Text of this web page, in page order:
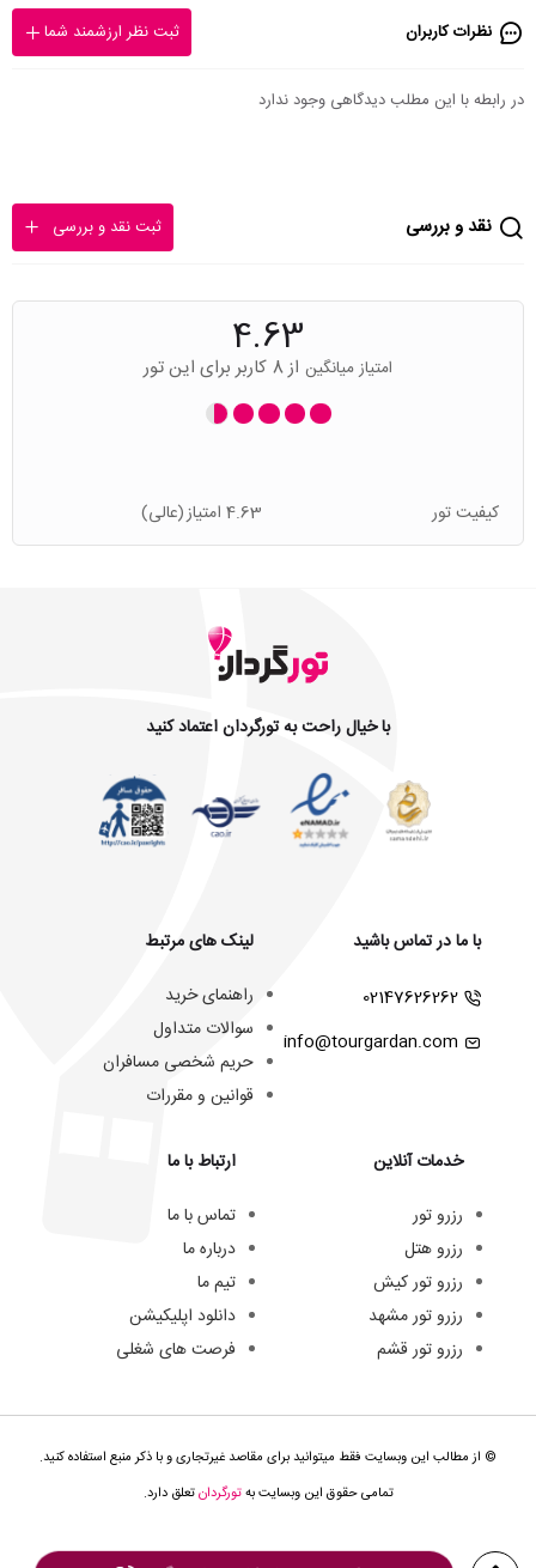
نظرات کاربران ثبت نظر ارزشمند شما
در رابطه با این مطلب دیدگاهی وجود ندارد
نقد و بررسی ثبت نقد و بررسی
4.63
امتیاز میانگین از 8 کاربر برای این تور
کیفیت تور 4.63 امتیاز (عالی)
با خیال راحت به تورگردان اعتماد کنید
با ما در تماس باشید
02147626262
info@tourgardan.com
خدمات آنلاین
رزرو تور
رزرو هتل
رزرو تور کیش
رزرو تور مشهد
رزرو تور قشم
لینک های مرتبط
راهنمای خرید
سوالات متداول
حریم شخصی مسافران
قوانین و مقررات
ارتباط با ما
تماس با ما
درباره ما
تیم ما
دانلود اپلیکیشن
فرصت های شغلی
© از مطالب این وبسایت فقط میتوانید برای مقاصد غیرتجاری و با ذکر منبع استفاده کنید.
تمامی حقوق این وبسایت بهتورگردانتعلق دارد.